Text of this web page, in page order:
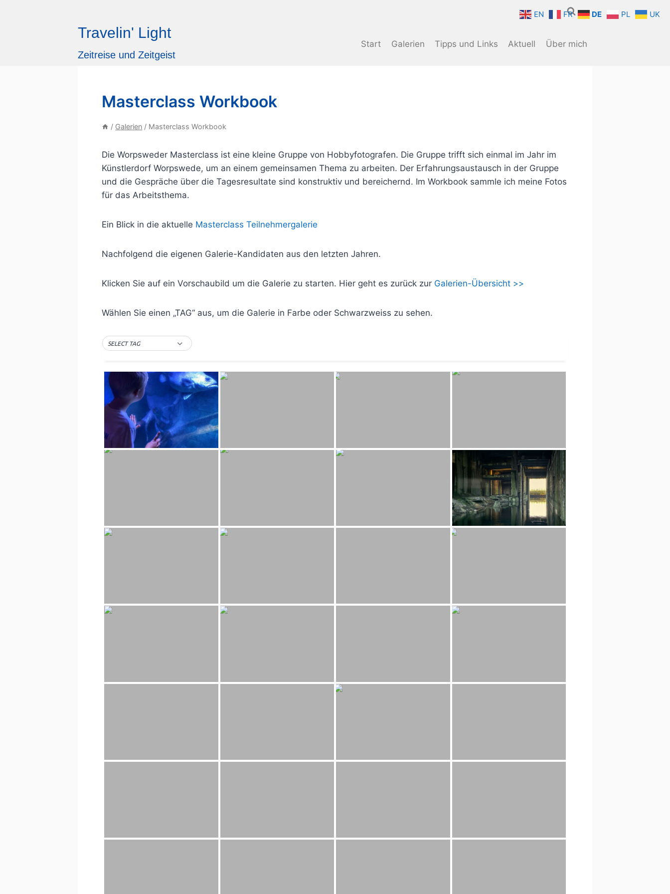
Travelin' Light
Zeitreise und Zeitgeist
Start Galerien Tipps und Links Aktuell Über mich
Masterclass Workbook
/ Galerien / Masterclass Workbook
Die Worpsweder Masterclass ist eine kleine Gruppe von Hobbyfotografen. Die Gruppe trifft sich einmal im Jahr im
Künstlerdorf Worpswede, um an einem gemeinsamen Thema zu arbeiten. Der Erfahrungsaustausch in der Gruppe
und die Gespräche über die Tagesresultate sind konstruktiv und bereichernd. Im Workbook sammle ich meine Fotos
für das Arbeitsthema.
Ein Blick in die aktuelle Masterclass Teilnehmergalerie
Nachfolgend die eigenen Galerie-Kandidaten aus den letzten Jahren.
Klicken Sie auf ein Vorschaubild um die Galerie zu starten. Hier geht es zurück zur Galerien-Übersicht >>
Wählen Sie einen „TAG“ aus, um die Galerie in Farbe oder Schwarzweiss zu sehen.
SELECT TAG
EN FR DE PL UK